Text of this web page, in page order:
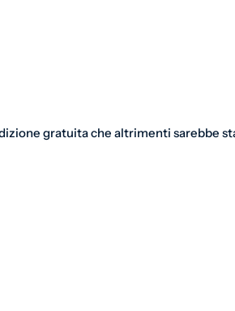
gratuita che altrimenti sarebbe